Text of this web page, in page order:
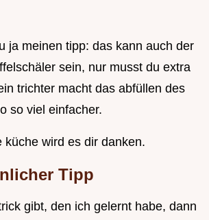
ja meinen tipp: das kann auch der
sein, nur musst du extra
trichter macht das abfüllen des
so viel einfacher.
küche wird es dir danken.
Tipp
gibt, den ich gelernt habe, dann